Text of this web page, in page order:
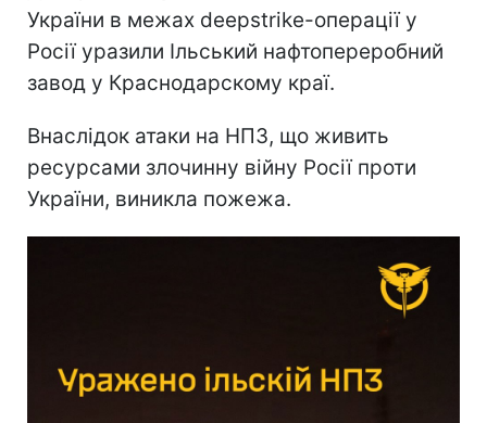
України в межах deepstrike-операції у
Росії уразили Ільський нафтопереробний
завод у Краснодарскому краї.
Внаслідок атаки на НПЗ, що живить
ресурсами злочинну війну Росії проти
України, виникла пожежа.